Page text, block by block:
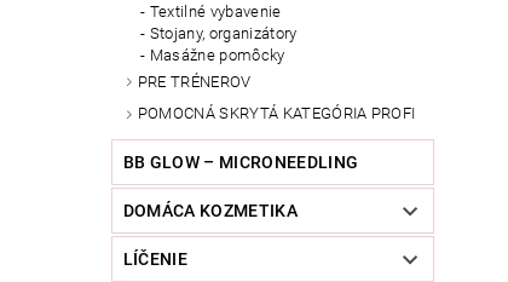
Textilné vybavenie
Stojany, organizátory
Masážne pomôcky
PRE TRÉNEROV
POMOCNÁ SKRYTÁ KATEGÓRIA PROFI
BB GLOW – MICRONEEDLING
DOMÁCA KOZMETIKA
LÍČENIE